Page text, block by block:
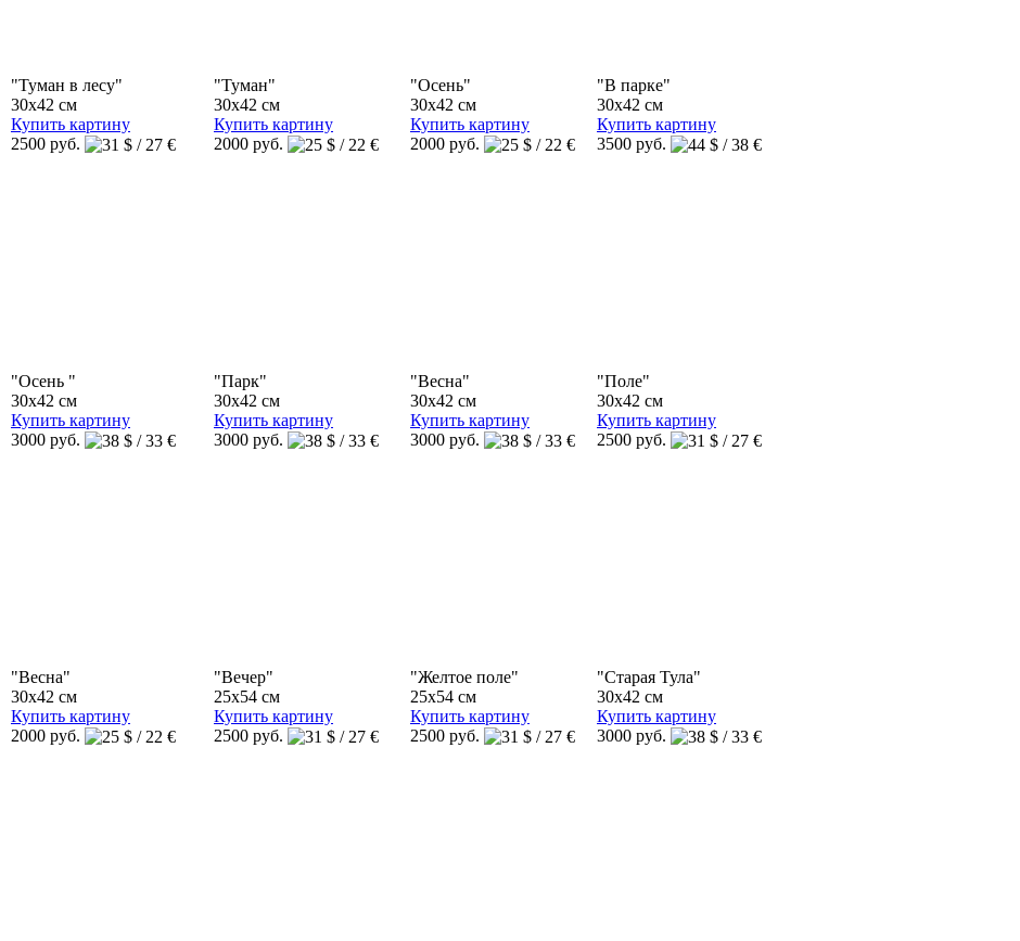
"Туман в лесу"
30x42 см
Купить картину
2500 руб.
"Туман"
30x42 см
Купить картину
2000 руб.
"Осень"
30x42 см
Купить картину
2000 руб.
"В парке"
30x42 см
Купить картину
3500 руб.
"Осень "
30x42 см
Купить картину
3000 руб.
"Парк"
30x42 см
Купить картину
3000 руб.
"Весна"
30x42 см
Купить картину
3000 руб.
"Поле"
30x42 см
Купить картину
2500 руб.
"Весна"
30x42 см
Купить картину
2000 руб.
"Вечер"
25x54 см
Купить картину
2500 руб.
"Желтое поле"
25x54 см
Купить картину
2500 руб.
"Старая Тула"
30x42 см
Купить картину
3000 руб.